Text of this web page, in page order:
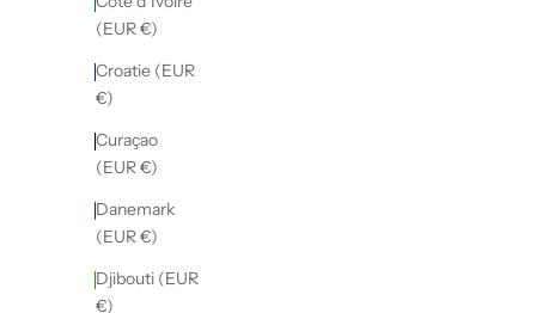
(EUR €)
Croatie (EUR
€)
Curaçao
(EUR €)
Danemark
(EUR €)
Djibouti (EUR
€)
(EUR €)
Barbade
(EUR €)
(EUR €)
(EUR €)
(EUR €)